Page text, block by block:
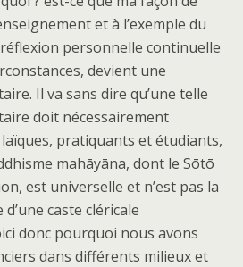
et à l’exemple du
réflexion personnelle continuelle
devient une
Il va sans dire qu’une telle
doit nécessairement
pratiquants et étudiants,
mahāyāna, dont le Sōtō
est universelle et n’est pas la
caste cléricale
donc pourquoi nous avons
dans différents milieux et